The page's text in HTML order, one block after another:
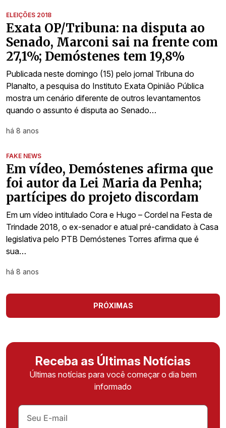
ELEIÇÕES 2018
Exata OP/Tribuna: na disputa ao
Senado, Marconi sai na frente com
27,1%; Demóstenes tem 19,8%
Publicada neste domingo (15) pelo jornal Tribuna do
Planalto, a pesquisa do Instituto Exata Opinião Pública
mostra um cenário diferente de outros levantamentos
quando o assunto é disputa ao Senado…
há 8 anos
FAKE NEWS
Em vídeo, Demóstenes afirma que
foi autor da Lei Maria da Penha;
partícipes do projeto discordam
Em um vídeo intitulado Cora e Hugo – Cordel na Festa de
Trindade 2018, o ex-senador e atual pré-candidato à Casa
legislativa pelo PTB Demóstenes Torres afirma que é
sua…
há 8 anos
PRÓXIMAS
Receba as Últimas Notícias
Últimas notícias para você começar o dia bem
informado